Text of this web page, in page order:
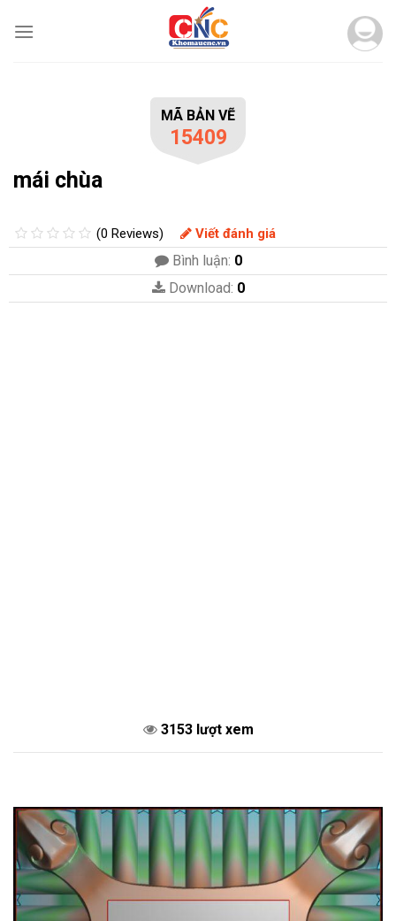
MÃ BẢN VẼ
15409
mái chùa
(0 Reviews) Viết đánh giá
Bình luận: 0
Download: 0
3153 lượt xem